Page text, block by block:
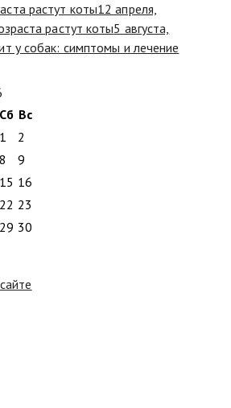
12 апреля,
растут коты5 августа,
у собак: симптомы и лечение
Сб Вс
1
2
8
9
15 16
22 23
29 30